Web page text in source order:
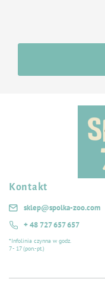
Kontakt
sklep@spolka-zoo.com
+ 48 727 657 657
*Infolinia czynna w godz.
7 - 17 (pon.-pt.)